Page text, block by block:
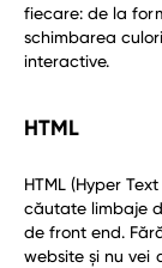
fiecare: de la
schimbarea
interactive.
HTML
HTML (Hyper
căutate limbaje
de front end.
website și nu